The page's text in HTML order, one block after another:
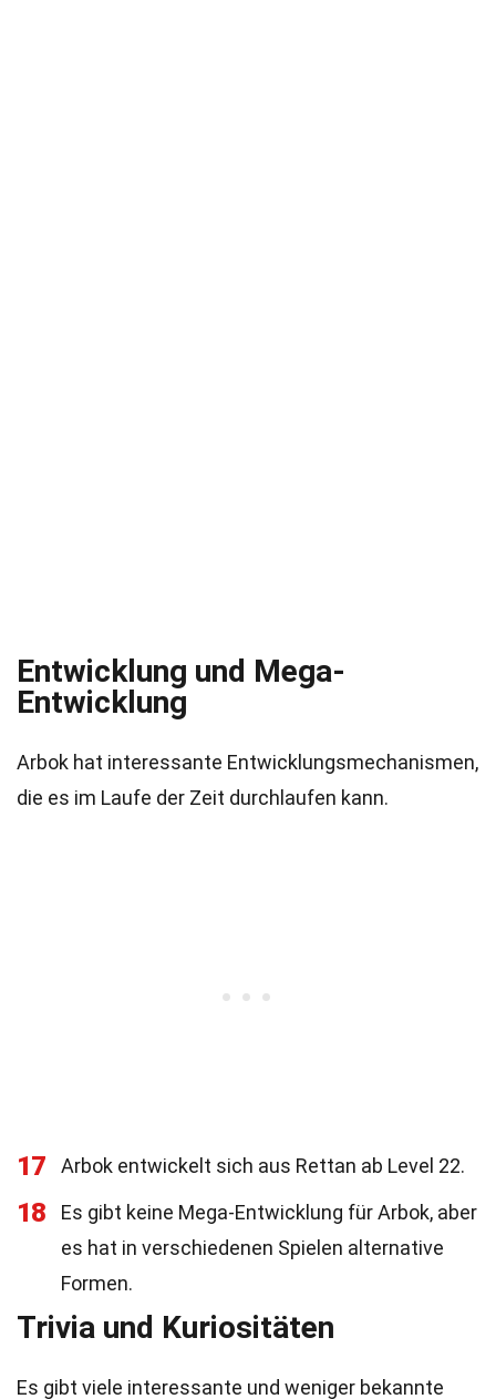
Entwicklung und Mega-
Entwicklung
Arbok hat interessante Entwicklungsmechanismen,
die es im Laufe der Zeit durchlaufen kann.
17 Arbok entwickelt sich aus Rettan ab Level 22.
18
Es gibt keine Mega-Entwicklung für Arbok, aber
es hat in verschiedenen Spielen alternative
Formen.
Trivia und Kuriositäten
Es gibt viele interessante und weniger bekannte